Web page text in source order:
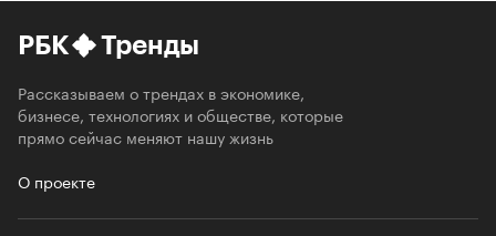
РБК Тренды
Рассказываем о трендах в экономике,
бизнесе, технологиях и обществе, которые
прямо сейчас меняют нашу жизнь
О проекте